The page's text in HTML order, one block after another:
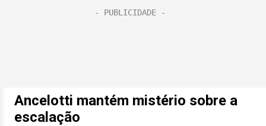
Ancelotti mantém mistério sobre a
escalação